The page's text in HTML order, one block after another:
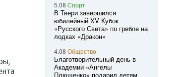
5.08 Спорт
В Твери завершился
юбилейный XV Кубок
«Русского Света» по гребле на
лодках «Дракон»
4.08 Общество
Благотворительный день в
Академии «Ангелы
Плющенко» подарил детям